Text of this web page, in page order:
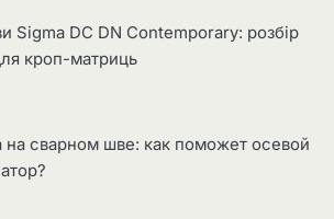
Sigma DC DN Contemporary: розбір
кроп-матриць
сварном шве: как поможет осевой